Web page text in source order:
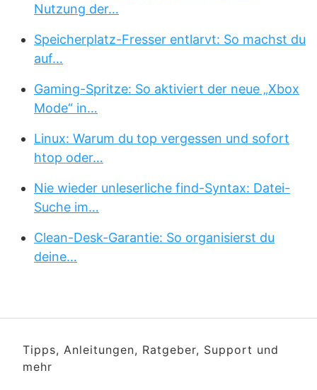
Nutzung der…
Speicherplatz-Fresser entlarvt: So machst du
auf…
Gaming-Spritze: So aktiviert der neue „Xbox
Mode“ in…
Linux: Warum du top vergessen und sofort
htop oder…
Nie wieder unleserliche find-Syntax: Datei-
Suche im…
Clean-Desk-Garantie: So organisierst du
deine…
Tipps, Anleitungen, Ratgeber, Support und
mehr